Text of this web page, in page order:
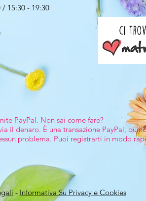
/ 15:30 - 19:30
PayPal. Non sai come fare?
il denaro. È una transazione PayPal,
problema. Puoi registrarti in modo
-Informativa Su Privacy e Cookies